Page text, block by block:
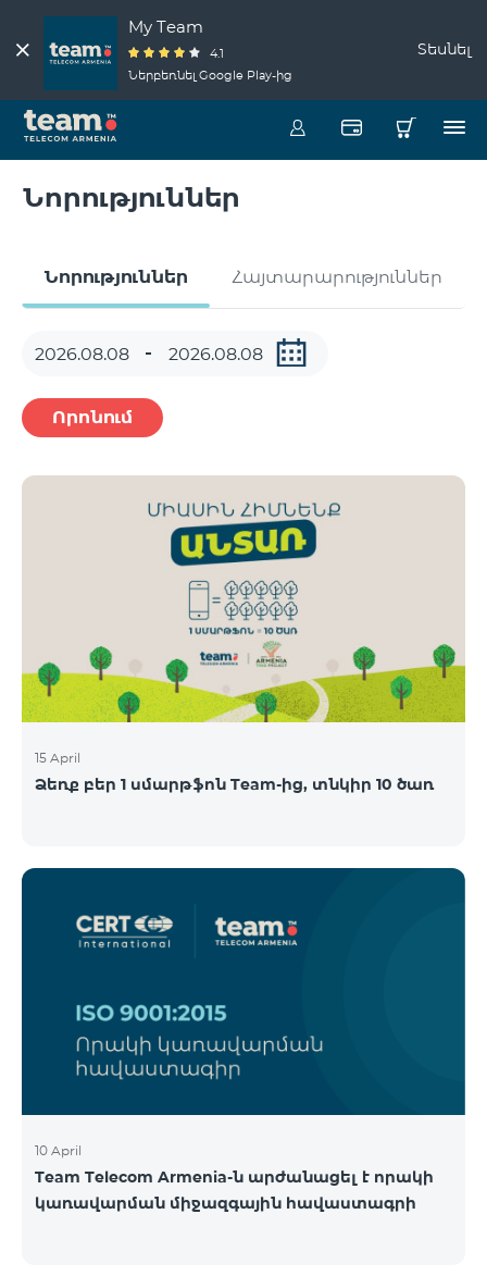
My Team
4.1
Ներբեռնել Google Play-ից
Տեսնել
Նորություններ
Նորություններ Հայտարարություններ
Որոնում
15 April
Ձեռք բեր 1 սմարթֆոն Team-ից, տնկիր 10 ծառ
10 April
Team Telecom Armenia-ն արժանացել է որակի
կառավարման միջազգային հավաստագրի